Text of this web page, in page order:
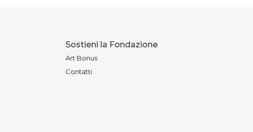
Sostieni la Fondazione
Art Bonus
Contatti